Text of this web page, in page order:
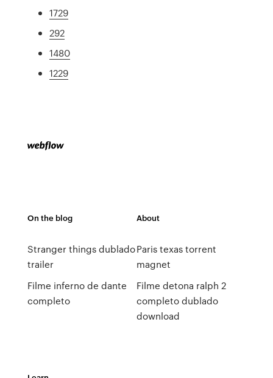
1729
292
1480
1229
On the blog
Stranger things dublado
trailer
Filme inferno de dante
completo
About
Paris texas torrent
magnet
Filme detona ralph 2
completo dublado
download